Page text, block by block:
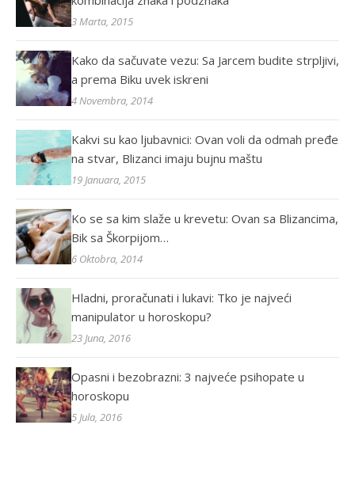
3 Marta, 2015
Kako da sačuvate vezu: Sa Jarcem budite strpljivi,
a prema Biku uvek iskreni
4 Novembra, 2014
Kakvi su kao ljubavnici: Ovan voli da odmah pređe
na stvar, Blizanci imaju bujnu maštu
19 Januara, 2015
Ko se sa kim slaže u krevetu: Ovan sa Blizancima,
Bik sa Škorpijom…
6 Oktobra, 2014
Hladni, proračunati i lukavi: Tko je najveći
manipulator u horoskopu?
23 Juna, 2016
Opasni i bezobrazni: 3 najveće psihopate u
horoskopu
5 Jula, 2016